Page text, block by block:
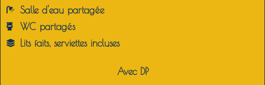
Salle d'eau partagée
WC partagés
Lits faits, serviettes incluses
Avec DP